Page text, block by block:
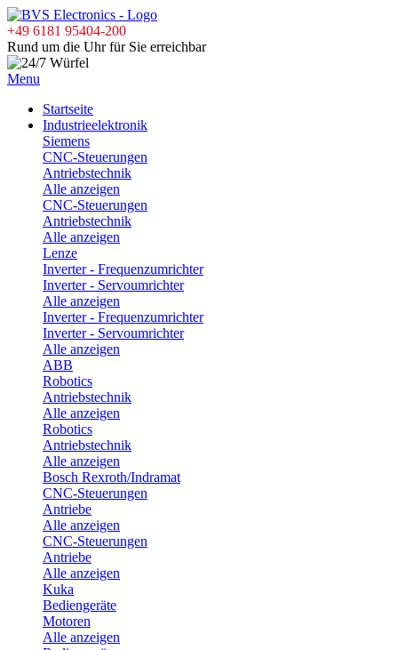
+49 6181 95404-200
Rund um die Uhr für Sie erreichbar
Menu
Startseite
Industrieelektronik
Siemens
CNC-Steuerungen
Antriebstechnik
Alle anzeigen
CNC-Steuerungen
Antriebstechnik
Alle anzeigen
Lenze
Inverter - Frequenzumrichter
Inverter - Servoumrichter
Alle anzeigen
Inverter - Frequenzumrichter
Inverter - Servoumrichter
Alle anzeigen
ABB
Robotics
Antriebstechnik
Alle anzeigen
Robotics
Antriebstechnik
Alle anzeigen
Bosch Rexroth/Indramat
CNC-Steuerungen
Antriebe
Alle anzeigen
CNC-Steuerungen
Antriebe
Alle anzeigen
Kuka
Bediengeräte
Motoren
Alle anzeigen